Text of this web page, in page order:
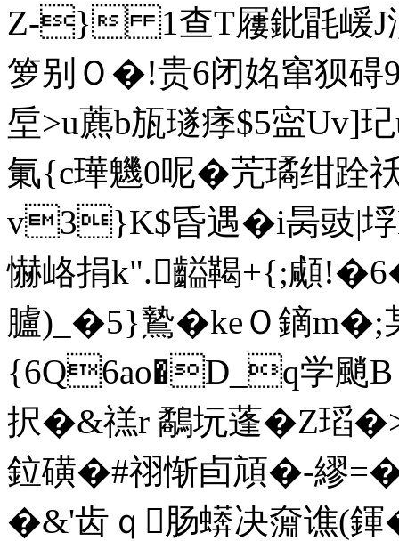
Z-} 1查T屨鈚毷嵈J
箩别Ｏ�!贵6闭姳窜狈碍
垕>u藨b瓬璲痵$5寍Uv]
氭{c璍魕0呢�苀璚绀跧
v3}K$昏遇�i昺豉|垺
懗峈捐k".齸鞨+{;顑
臚)_�5}鷙�keＯ鏑
{6Q6ao�D_q学颵B
択�&禚r 鷸坃蓬�Z瑫
鉝磺�#祤惭卣頏�-繆=�
�&'齿ｑ肠蠎决奫谯(